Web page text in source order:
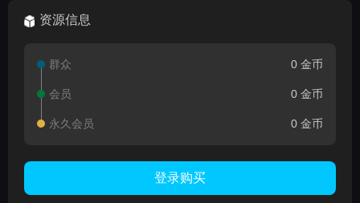
资源信息
群众 0 金币
会员 0 金币
永久会员 0 金币
登录购买